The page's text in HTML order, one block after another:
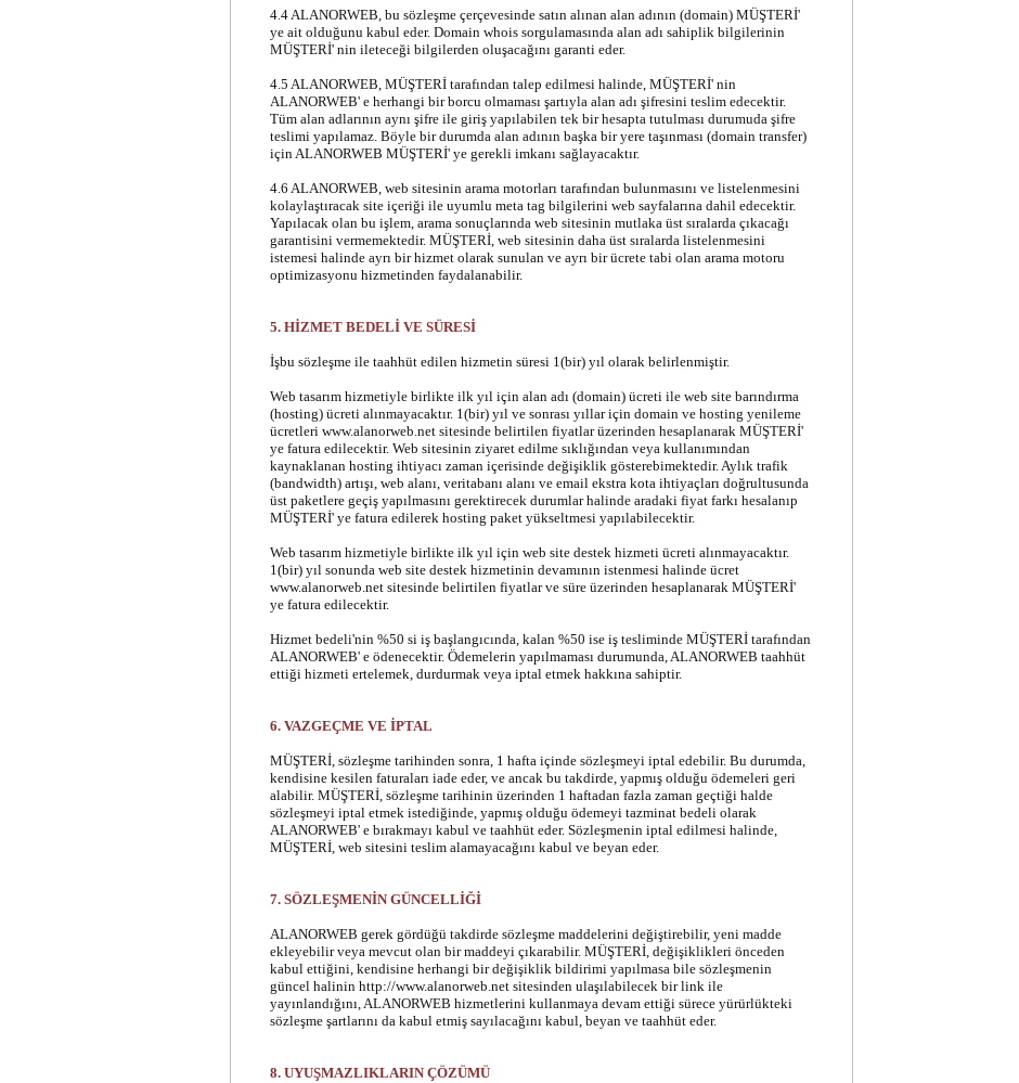
4.4 ALANORWEB, bu sözleşme çerçevesinde satın alınan alan adının (domain) MÜŞTERİ'
ye ait olduğunu kabul eder. Domain whois sorgulamasında alan adı sahiplik bilgilerinin
MÜŞTERİ' nin ileteceği bilgilerden oluşacağını garanti eder.
4.5 ALANORWEB, MÜŞTERİ tarafından talep edilmesi halinde, MÜŞTERİ' nin
ALANORWEB' e herhangi bir borcu olmaması şartıyla alan adı şifresini teslim edecektir.
Tüm alan adlarının aynı şifre ile giriş yapılabilen tek bir hesapta tutulması durumuda şifre
teslimi yapılamaz. Böyle bir durumda alan adının başka bir yere taşınması (domain transfer)
için ALANORWEB MÜŞTERİ' ye gerekli imkanı sağlayacaktır.
4.6 ALANORWEB, web sitesinin arama motorları tarafından bulunmasını ve listelenmesini
kolaylaştıracak site içeriği ile uyumlu meta tag bilgilerini web sayfalarına dahil edecektir.
Yapılacak olan bu işlem, arama sonuçlarında web sitesinin mutlaka üst sıralarda çıkacağı
garantisini vermemektedir. MÜŞTERİ, web sitesinin daha üst sıralarda listelenmesini
istemesi halinde ayrı bir hizmet olarak sunulan ve ayrı bir ücrete tabi olan arama motoru
optimizasyonu hizmetinden faydalanabilir.
5. HİZMET BEDELİ VE SÜRESİ
İşbu sözleşme ile taahhüt edilen hizmetin süresi 1(bir) yıl olarak belirlenmiştir.
Web tasarım hizmetiyle birlikte ilk yıl için alan adı (domain) ücreti ile web site barındırma
(hosting) ücreti alınmayacaktır. 1(bir) yıl ve sonrası yıllar için domain ve hosting yenileme
ücretleri www.alanorweb.net sitesinde belirtilen fiyatlar üzerinden hesaplanarak MÜŞTERİ'
ye fatura edilecektir. Web sitesinin ziyaret edilme sıklığından veya kullanımından
kaynaklanan hosting ihtiyacı zaman içerisinde değişiklik gösterebimektedir. Aylık trafik
(bandwidth) artışı, web alanı, veritabanı alanı ve email ekstra kota ihtiyaçları doğrultusunda
üst paketlere geçiş yapılmasını gerektirecek durumlar halinde aradaki fiyat farkı hesalanıp
MÜŞTERİ' ye fatura edilerek hosting paket yükseltmesi yapılabilecektir.
Web tasarım hizmetiyle birlikte ilk yıl için web site destek hizmeti ücreti alınmayacaktır.
1(bir) yıl sonunda web site destek hizmetinin devamının istenmesi halinde ücret
www.alanorweb.net sitesinde belirtilen fiyatlar ve süre üzerinden hesaplanarak MÜŞTERİ'
ye fatura edilecektir.
Hizmet bedeli'nin %50 si iş başlangıcında, kalan %50 ise iş tesliminde MÜŞTERİ tarafından
ALANORWEB' e ödenecektir. Ödemelerin yapılmaması durumunda, ALANORWEB taahhüt
ettiği hizmeti ertelemek, durdurmak veya iptal etmek hakkına sahiptir.
6. VAZGEÇME VE İPTAL
MÜŞTERİ, sözleşme tarihinden sonra, 1 hafta içinde sözleşmeyi iptal edebilir. Bu durumda,
kendisine kesilen faturaları iade eder, ve ancak bu takdirde, yapmış olduğu ödemeleri geri
alabilir. MÜŞTERİ, sözleşme tarihinin üzerinden 1 haftadan fazla zaman geçtiği halde
sözleşmeyi iptal etmek istediğinde, yapmış olduğu ödemeyi tazminat bedeli olarak
ALANORWEB' e bırakmayı kabul ve taahhüt eder. Sözleşmenin iptal edilmesi halinde,
MÜŞTERİ, web sitesini teslim alamayacağını kabul ve beyan eder.
7. SÖZLEŞMENİN GÜNCELLİĞİ
ALANORWEB gerek gördüğü takdirde sözleşme maddelerini değiştirebilir, yeni madde
ekleyebilir veya mevcut olan bir maddeyi çıkarabilir. MÜŞTERİ, değişiklikleri önceden
kabul ettiğini, kendisine herhangi bir değişiklik bildirimi yapılmasa bile sözleşmenin
güncel halinin http://www.alanorweb.net sitesinden ulaşılabilecek bir link ile
yayınlandığını, ALANORWEB hizmetlerini kullanmaya devam ettiği sürece yürürlükteki
sözleşme şartlarını da kabul etmiş sayılacağını kabul, beyan ve taahhüt eder.
8. UYUŞMAZLIKLARIN ÇÖZÜMÜ